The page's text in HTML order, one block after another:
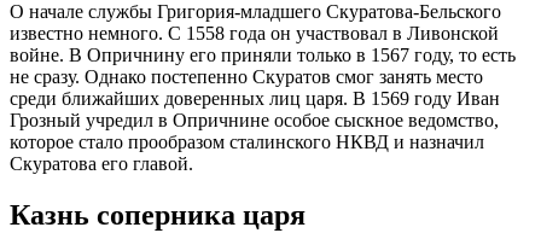
О начале службы Григория-младшего Скуратова-Бельского
известно немного. С 1558 года он участвовал в Ливонской
войне. В Опричнину его приняли только в 1567 году, то есть
не сразу. Однако постепенно Скуратов смог занять место
среди ближайших доверенных лиц царя. В 1569 году Иван
Грозный учредил в Опричнине особое сыскное ведомство,
которое стало прообразом сталинского НКВД и назначил
Скуратова его главой.
Казнь соперника царя